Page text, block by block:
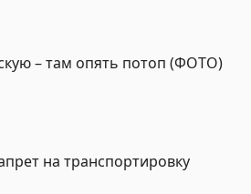
– там опять потоп (ФОТО)
на транспортировку